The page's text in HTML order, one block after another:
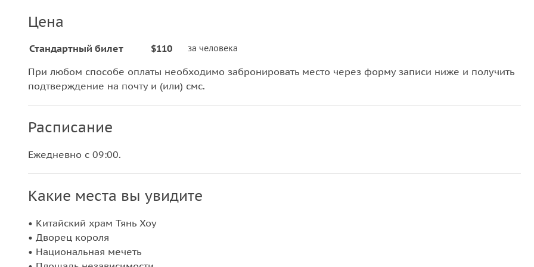
Цена
Стандартный билет $110 за человека
При любом способе оплаты необходимо забронировать место через форму записи ниже и получить
подтверждение на почту и (или) смс.
Расписание
Ежедневно с 09:00.
Какие места вы увидите
• Китайский храм Тянь Хоу
• Дворец короля
• Национальная мечеть